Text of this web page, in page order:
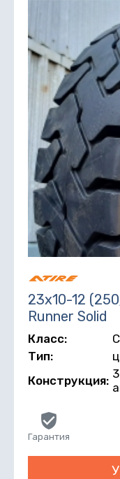
23х10-12
Runner Solid
Класс:
Тип:
Конструкция:
Гарантия